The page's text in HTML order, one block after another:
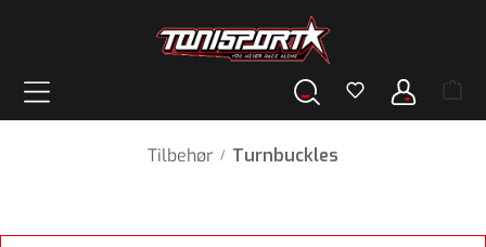
Tilbehør / Turnbuckles